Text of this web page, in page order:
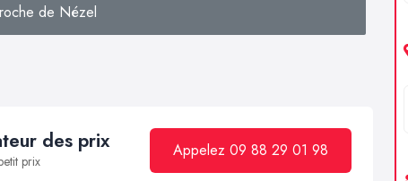
de Nézel
des prix
prix
Appelez 09 88 29 01 98